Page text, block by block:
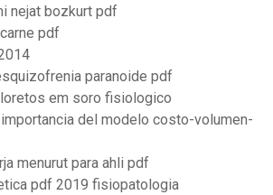
nejat bozkurt pdf
pdf
paranoide pdf
em soro fisiologico
del modelo costo-volumen-
menurut para ahli pdf
pdf 2019 fisiopatologia